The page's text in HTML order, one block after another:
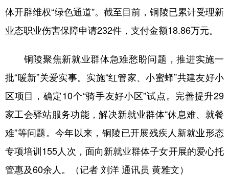
彩票 娱乐 时尚 悦读
文化产业
地方频道
北京 天津 河北 山西
辽宁 吉林 上海 江苏
浙江 安徽 福建
体开辟维权“绿色通道”。截至目前，铜陵已累计受理新
业态职业伤害保障申请232件，支付金额18.86万元。
铜陵聚焦新就业群体急难愁盼问题，推进实施一
批“暖新”关爱实事。实施“红管家、小蜜蜂”共建友好小
区项目，确定10个“骑手友好小区”试点。完善提升29
家工会驿站服务功能，解决新就业群体“休息难、就餐
难”等问题。今年以来，铜陵已开展残疾人新就业形态
专项培训155人次，面向新就业群体子女开展的爱心托
管惠及60余人。（记者 刘洋 通讯员 黄雅文）